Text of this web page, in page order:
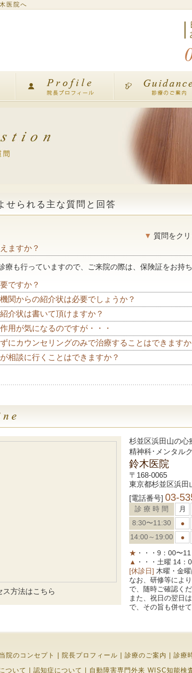
医院へ
せられる主な質問と回答
▼ 質問をク
ますか？
療も行っていますので、ご来院の際は、保険証をお持ち
ですか？
関からの紹介状は必要でしょうか？
介状は書いて頂けますか？
用が気になるのですが・・・
にカウンセリングのみで治療することはできますか
相談に行くことはできますか？
ス方法はこちら
杉並区浜田山の心
精神科･メンタル
鈴木医院
〒168-0065
東京都杉並区浜田
[電話番号] 03-
診 療 時 間 月
8:30〜11:30
●
14:00～19:00
●
★ ・・・9：00〜
▲ ・・・ 土曜 14：
[休診日] 木曜・金曜
なお、研修等によ
で、随時ご確認くだ
また、祝日の翌日
で、その旨も併せ
当院のコンセプト 院長プロフィール 診療のご案内 診療
ついて
認知症について 自動障害専門外来 WISC知能検